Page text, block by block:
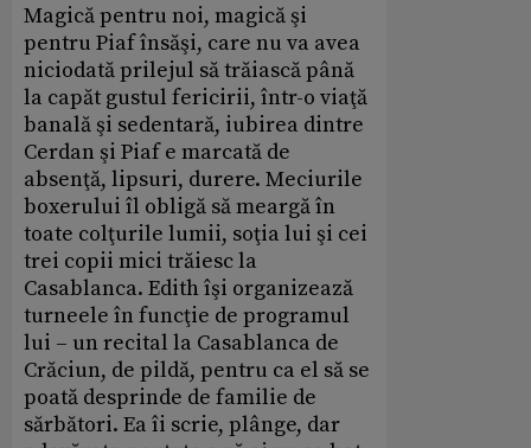
Magică pentru noi, magică şi
pentru Piaf însăşi, care nu va avea
niciodată prilejul să trăiască până
la capăt gustul fericirii, într-o viaţă
banală şi sedentară, iubirea dintre
Cerdan şi Piaf e marcată de
absenţă, lipsuri, durere. Meciurile
boxerului îl obligă să meargă în
toate colţurile lumii, soţia lui şi cei
trei copii mici trăiesc la
Casablanca. Edith îşi organizează
turneele în funcţie de programul
lui – un recital la Casablanca de
Crăciun, de pildă, pentru ca el să se
poată desprinde de familie de
sărbători. Ea îi scrie, plânge, dar